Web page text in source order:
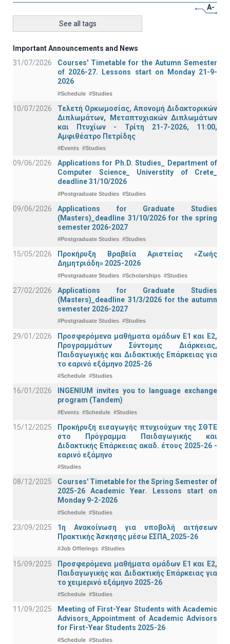
A-
See all tags
Important Announcements and News
31/07/2026
Courses' Timetable for the Autumn Semester
of 2026-27. Lessons start on Monday 21-9-
2026
#Schedule #Studies
10/07/2026
Τελετή Ορκωμοσίας, Απονομή Διδακτορικών
Διπλωμάτων, Μεταπτυχιακών Διπλωμάτων
και Πτυχίων - Τρίτη 21-7-2026, 11:00,
Αμφιθέατρο Πετρίδης
#Events #Studies
09/06/2026
Applications for Ph.D. Studies_ Department of
Computer Science_ Universtity of Crete_
deadline 31/10/2026
#Postgraduate Studies #Studies
09/06/2026
Applications for Graduate Studies
(Masters)_deadline 31/10/2026 for the spring
semester 2026-2027
#Postgraduate Studies #Studies
15/05/2026
Προκήρυξη Βραβεία Αριστείας «Ζωής
Δημητριάδη» 2025-2026
#Postgraduate Studies #Scholarships #Studies
27/02/2026
Applications for Graduate Studies
(Masters)_deadline 31/3/2026 for the autumn
semester 2026-2027
#Postgraduate Studies #Studies
29/01/2026
Προσφερόμενα μαθήματα ομάδων Ε1 και Ε2,
Προγραμμάτων Σύντομης Διάρκειας,
Παιδαγωγικής και Διδακτικής Επάρκειας για
το εαρινό εξάμηνο 2025-26
#Schedule #Studies
16/01/2026
INGENIUM invites you to language exchange
program (Tandem)
#Events #Schedule #Studies
15/12/2025
Προκήρυξη εισαγωγής πτυχιούχων της ΣΘΤΕ
στο Πρόγραμμα Παιδαγωγικής και
Διδακτικής Επάρκειας ακαδ. έτους 2025-26 -
εαρινό εξάμηνο
#Studies
08/12/2025
Courses' Timetable for the Spring Semester of
2025-26 Academic Year. Lessons start on
Monday 9-2-2026
#Schedule #Studies
23/09/2025
1η Ανακοίνωση για υποβολή αιτήσεων
Πρακτικής Άσκησης μέσω ΕΣΠΑ_2025-26
#Job Offerings #Studies
15/09/2025
Προσφερόμενα μαθήματα ομάδων Ε1 και Ε2,
Παιδαγωγικής και Διδακτικής Επάρκειας για
το χειμερινό εξάμηνο 2025-26
#Schedule #Studies
11/09/2025
Meeting of First-Year Students with Academic
Advisors_Appointment of Academic Advisors
for First-Year Students 2025-26
#Schedule #Studies